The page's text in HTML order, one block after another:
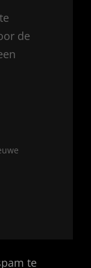
de
te